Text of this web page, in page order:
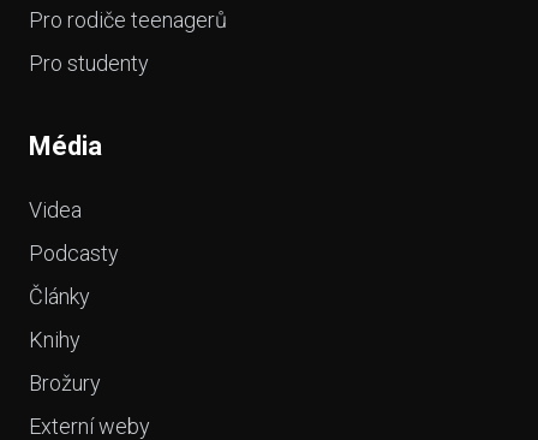
Pro rodiče teenagerů
Pro studenty
Média
Videa
Podcasty
Články
Knihy
Brožury
Externí weby